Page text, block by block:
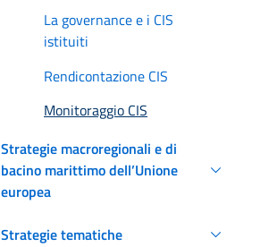
La governance e i CIS
istituiti
Rendicontazione CIS
Monitoraggio CIS
Strategie macroregionali e di
bacino marittimo dell’Unione
europea
Strategie tematiche